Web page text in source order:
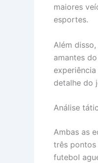
maiores
esportes.
Além
amantes
detalhe do
Análise
Ambas as
três pontos
futebol